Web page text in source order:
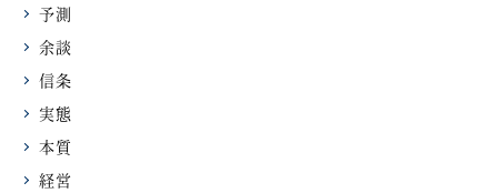
予測
余談
信条
実態
本質
経営